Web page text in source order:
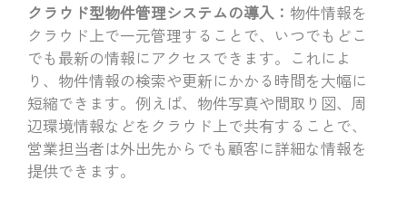
クラウド型物件管理システムの導入： 物件情報を
クラウド上で一元管理することで、いつでもどこ
でも最新の情報にアクセスできます。これによ
り、物件情報の検索や更新にかかる時間を大幅に
短縮できます。例えば、物件写真や間取り図、周
辺環境情報などをクラウド上で共有することで、
営業担当者は外出先からでも顧客に詳細な情報を
提供できます。